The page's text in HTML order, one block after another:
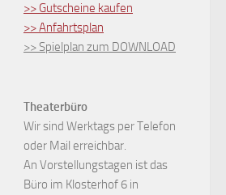
>> Gutscheine kaufen
>> Anfahrtsplan
>> Spielplan zum DOWNLOAD
Theaterbüro
Wir sind Werktags per Telefon
oder Mail erreichbar.
An Vorstellungstagen ist das
Büro im Klosterhof 6 in